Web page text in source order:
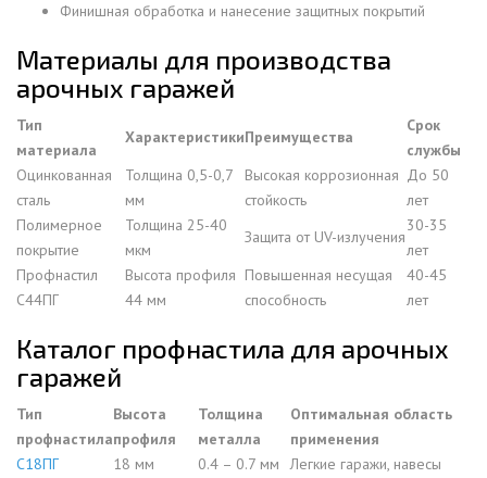
Финишная обработка и нанесение защитных покрытий
Материалы для производства
арочных гаражей
Тип
материала
ХарактеристикиПреимущества
Срок
службы
Оцинкованная
сталь
Толщина 0,5-0,7
мм
Высокая коррозионная
стойкость
До 50
лет
Полимерное
покрытие
Толщина 25-40
мкм
Защита от UV-излучения
30-35
лет
Профнастил
С44ПГ
Высота профиля
44 мм
Повышенная несущая
способность
40-45
лет
Каталог профнастила для арочных
гаражей
Тип
профнастила
Высота
профиля
Толщина
металла
Оптимальная область
применения
С18ПГ
18 мм 0.4 – 0.7 мм
Легкие гаражи, навесы